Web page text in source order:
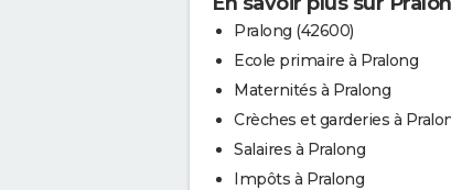
Pralong (42600)
Ecole primaire à Pralong
Maternités à Pralong
Crèches et garderies à
Salaires à Pralong
Impôts à Pralong